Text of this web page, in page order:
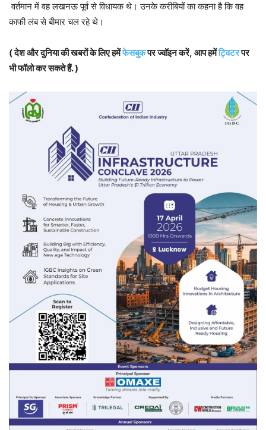
वर्तमान में वह लखनऊ पूर्व से विधायक थे। उनके करीबियों का कहना है कि वह
काफी लंब से बीमार चल रहे थे।
( देश और दुनिया की खबरों के लिए हमेंफेसबुकपर ज्वॉइन करें, आप हमेंट्विटरपर
भी फॉलो कर सकते हैं. )